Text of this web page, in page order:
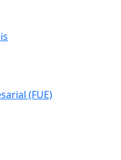
(FUE)